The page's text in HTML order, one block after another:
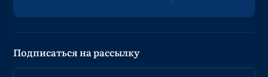
Подписаться на рассылку